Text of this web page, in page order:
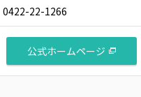
0422-22-1266
公式ホームページ